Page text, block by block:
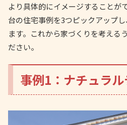
より具体的にイメージすることが
台の住宅事例を3つピックアップ
ます。これから家づくりを考える
ださい。
事例1：ナチュラ